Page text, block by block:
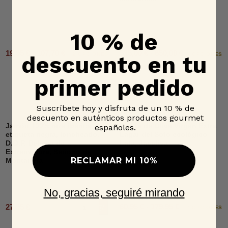
19,95 € - 107,70 € 6 OPCIONES
Jamón 100% raza ibérica,
etiqueta negra, loncheado,
D.O.P. Dehesa de
Extremadura, Señorío de
Montanera
27,95 €
Aceite de Oliva Virgen Extra
Lata, Jacoliva
2 OPCIONES
10 % de
descuento en tu
primer pedido
Suscríbete hoy y disfruta de un 10 % de
descuento en auténticos productos gourmet
españoles.
RECLAMAR MI 10%
No, gracias, seguiré mirando